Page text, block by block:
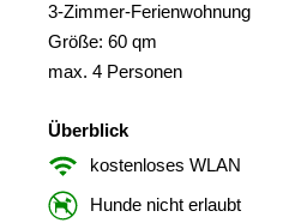
3-Zimmer-Ferienwohnung
Größe: 60 qm
max. 4 Personen
Überblick
kostenloses WLAN
Hunde nicht erlaubt